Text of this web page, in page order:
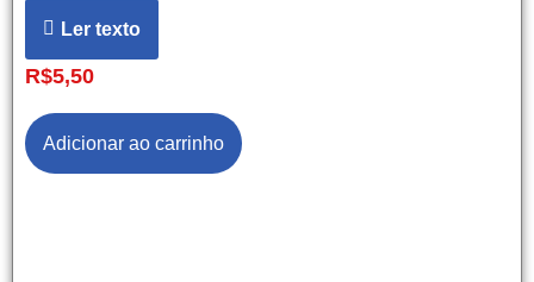
Ler texto
R$5,50
Adicionar ao carrinho